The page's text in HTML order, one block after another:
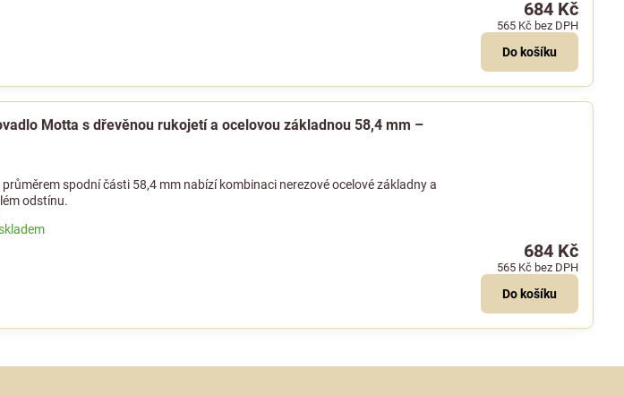
684 Kč
565 Kč bez DPH
Do košíku
Motta s dřevěnou rukojetí a ocelovou základnou 58,4 mm –
spodní části 58,4 mm nabízí kombinaci nerezové ocelové základny a
odstínu.
684 Kč
565 Kč bez DPH
Do košíku